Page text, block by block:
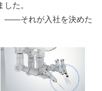
た。
——それが入社を決めた